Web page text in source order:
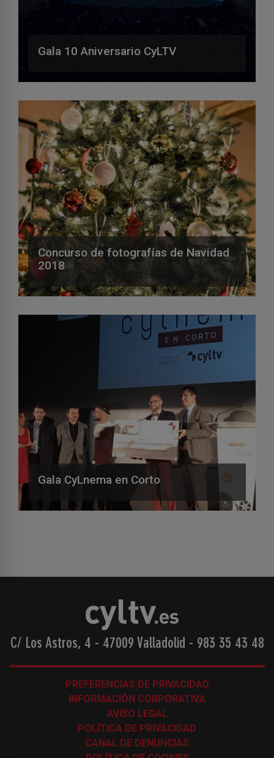
Gala 10 Aniversario CyLTV
Concurso de fotografías de Navidad
2018
Gala CyLnema en Corto
C/ Los Astros, 4 - 47009 Valladolid - 983 35 43 48
PREFERENCIAS DE PRIVACIDAD
INFORMACIÓN CORPORATIVA
AVISO LEGAL
POLÍTICA DE PRIVACIDAD
CANAL DE DENUNCIAS